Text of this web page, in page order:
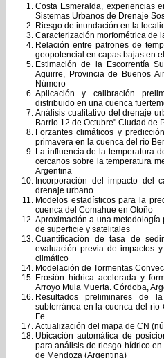
Costa Esmeralda, experiencias
Sistemas Urbanos de Drenaje
Riesgo de inundación en la
Caracterización morfométrica de
Relación entre patrones de
geopotencial en capas bajas en
Estimación de la Escorrentía
Aguirre, Provincia de Buenos
Número
Aplicación y calibración
distribuido en una cuenca
Análisis cualitativo del drenaje
Barrio 12 de Octubre" Ciudad de
Forzantes climáticos y
primavera en la cuenca del río
La influencia de la temperatura
cercanos sobre la temperatura
Argentina
Incorporación del impacto del
drenaje urbano
Modelos estadísticos para la
cuenca del Comahue en Otoño
Aproximación a una
de superficie y satelitales
Cuantificación de tasa de
evaluación previa de impactos
climático
Modelación de Tormentas
Erosión hídrica acelerada y
Arroyo Mula Muerta. Córdoba,
Resultados preliminares de
subterránea en la cuenca del río
Fe
Actualización del mapa de CN
Ubicación automática de
para análisis de riesgo hídrico
de Mendoza (Argentina)